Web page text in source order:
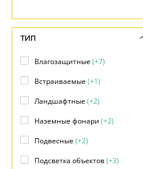
Дизайнерам
Бренды
ТИП
Влагозащитные(+7)
Встраиваемые(+1)
Ландшафтные(+2)
Наземные фонари (+2)
Подвесные(+2)
Подсветка объектов(+3)